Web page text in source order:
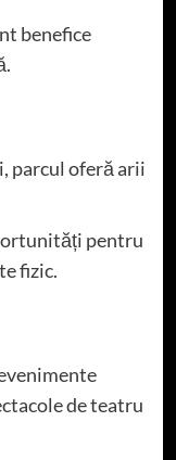
benefice
parcul oferă arii
pentru
fizic.
de teatru